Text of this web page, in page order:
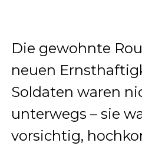
Die gewohnte
neuen
Soldaten waren
unterwegs – sie
vorsichtig,